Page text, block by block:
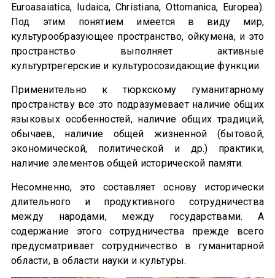
Euroasaiatica, Iudaica, Christiana, Ottomanica, Europea).
Под этим понятием имеется в виду мир,
культурообразующее пространство, ойкумена, и это
пространство выполняет активные
культуртрегерские и культуросозидающие функции.
Применительно к тюркскому гуманитарному
пространству все это подразумевает наличие общих
языковых особенностей, наличие общих традиций,
обычаев, наличие общей жизненной (бытовой,
экономической, политической и др.) практики,
наличие элементов общей исторической памяти.
Несомненно, это составляет основу исторически
длительного и продуктивного сотрудничества
между народами, между государствами. А
содержание этого сотрудничества прежде всего
предусматривает сотрудничество в гуманитарной
области, в области науки и культуры.